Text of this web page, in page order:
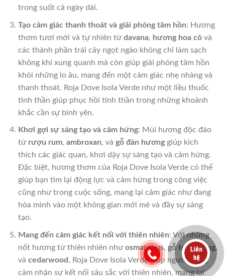
trong suốt cả ngày dài.
Tạo cảm giác thanh thoát và giải phóng tâm hồn: Hương
thơm tươi mới và tự nhiên từdavana, hương hoa cỏvà
các thành phần trái cây ngọt ngào không chỉ làm sạch
không khí xung quanh mà còn giúp giải phóng tâm hồn
khỏi những lo âu, mang đến một cảm giác nhẹ nhàng và
thanh thoát. Roja Dove Isola Verde như một liều thuốc
tinh thần giúp phục hồi tinh thần trong những khoảnh
khắc cần sự bình yên.
Khơi gợi sự sáng tạo và cảm hứng: Mùi hương độc đáo
từ rượu rum, ambroxan, và gỗ đàn hươnggiúp kích
thích các giác quan, khơi dậy sự sáng tạo và cảm hứng.
Đặc biệt, hương thơm của Roja Dove Isola Verde có thể
giúp bạn tìm lại động lực và cảm hứng trong công việc
cũng như trong cuộc sống, mang lại cảm giác như đang
hòa mình vào một không gian mới mẻ và đầy sự sáng
tạo.
Mang đến cảm giác kết nối với thiên nhiên: Với những
nốt hương từ thiên nhiên nhưosmanthus, gỗ tuyết tùng,
và cedarwood , Roja Dove Isola Verde giúp người dùng
cảm nhận sự kết nối sâu sắc với thiên nhiên, mang lại